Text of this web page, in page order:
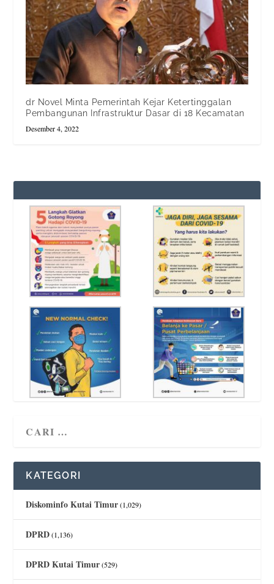
dr Novel Minta Pemerintah Kejar Ketertinggalan
Pembangunan Infrastruktur Dasar di 18 Kecamatan
Desember 4, 2022
KATEGORI
Diskominfo Kutai Timur(1,029)
DPRD(1,136)
DPRD Kutai Timur(529)